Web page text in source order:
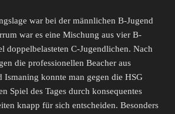
war bei der männlichen B-Jugend
war es eine Mischung aus vier B-
doppelbelasteten C-Jugendlichen. Nach
die professionellen Beacher aus
Ismaning konnte man gegen die HSG
Spiel des Tages durch konsequentes
knapp für sich entscheiden. Besonders